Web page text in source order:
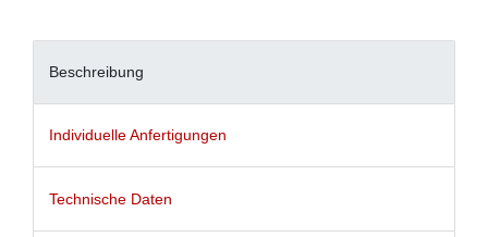
Beschreibung
Individuelle Anfertigungen
Technische Daten